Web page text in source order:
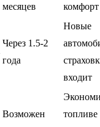
месяцев
комфорт
Через 1.5-2
года
Новые
входит
Возможен
топливе